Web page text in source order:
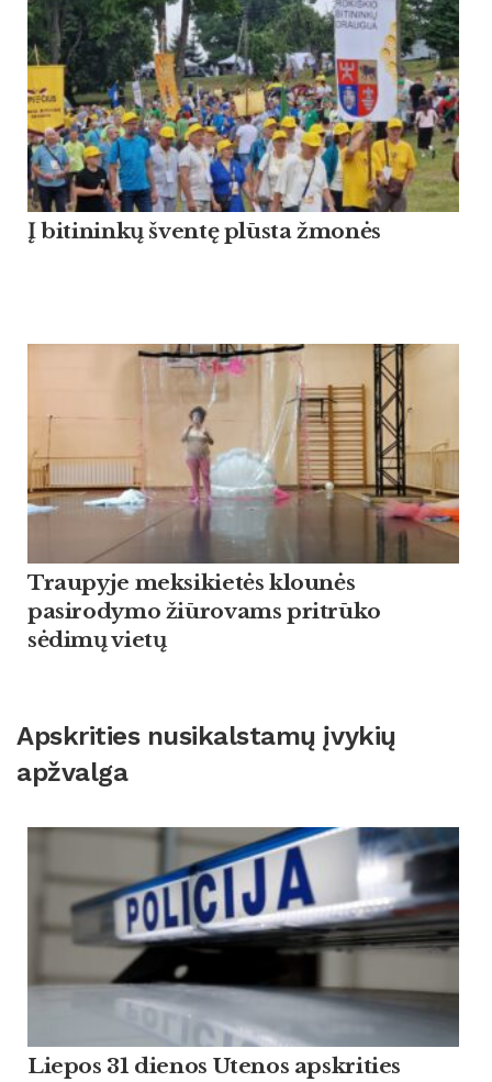
Į bitininkų šventę plūsta žmonės
Traupyje meksikietės klounės
pasirodymo žiūrovams pritrūko
sėdimų vietų
Apskrities nusikalstamų įvykių
apžvalga
Liepos 31 dienos Utenos apskrities